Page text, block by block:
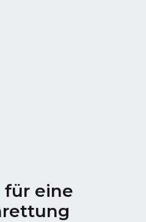
für eine